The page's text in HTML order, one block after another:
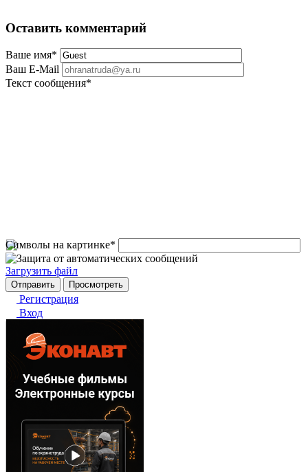
Оставить комментарий
Ваше имя*
Ваш E-Mail
Текст сообщения*
Символы на картинке*
Загрузить файл
Регистрация
Вход